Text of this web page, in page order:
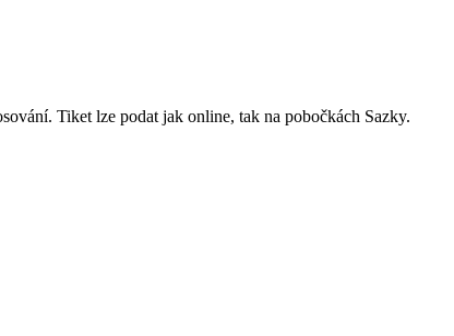
Tiket lze podat jak online, tak na pobočkách Sazky.